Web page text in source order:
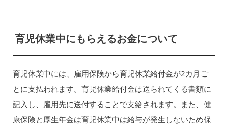
育児休業中にもらえるお金について
育児休業中には、雇用保険から育児休業給付金が2カ月ご
とに支払われます。育児休業給付金は送られてくる書類に
記入し、雇用先に送付することで支給されます。また、健
康保険と厚生年金は育児休業中は給与が発生しないため保